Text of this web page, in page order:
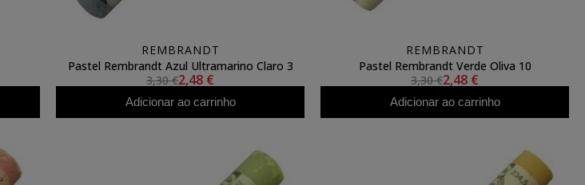
REMBRANDT
Pastel Rembrandt Azul Ultramarino Claro 3
3,30 €2,48 €
Adicionar ao carrinho
REMBRANDT
Pastel Rembrandt Verde Oliva 10
3,30 €2,48 €
Adicionar ao carrinho